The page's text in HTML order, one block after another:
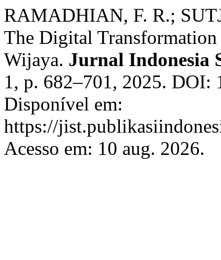
RAMADHIAN, F. R.;
The Digital
Wijaya. Jurnal Indonesia
1, p. 682–701, 2025.
Disponível em:
https://
Acesso em: 10 aug. 2026.